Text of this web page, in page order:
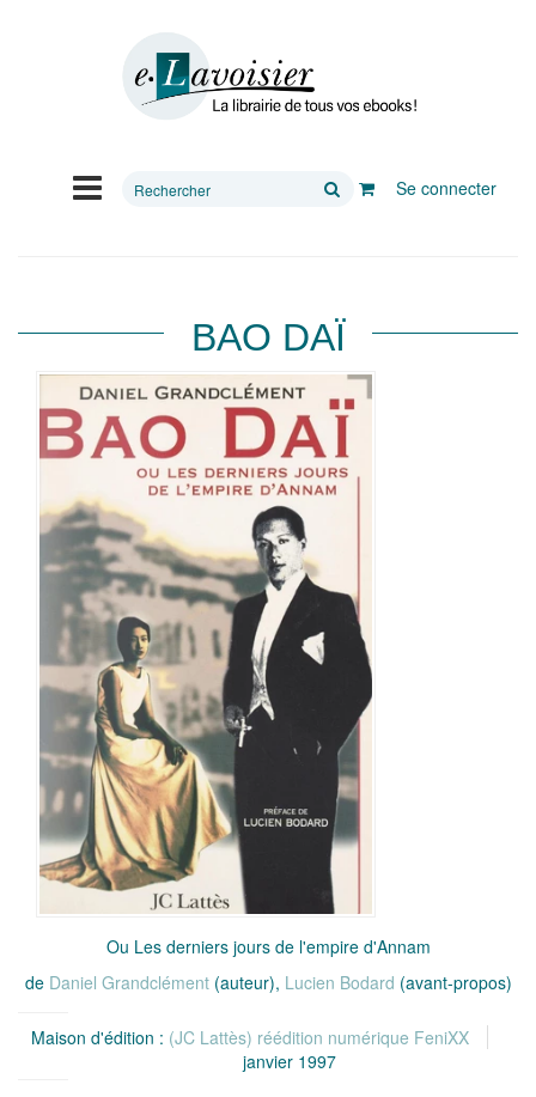
Rechercher
Se connecter
BAO DAÏ
Ou Les derniers jours de l'empire d'Annam
de Daniel Grandclément(auteur), Lucien Bodard (avant-propos)
Maison d'édition : (JC Lattès) réédition numérique FeniXX
janvier 1997